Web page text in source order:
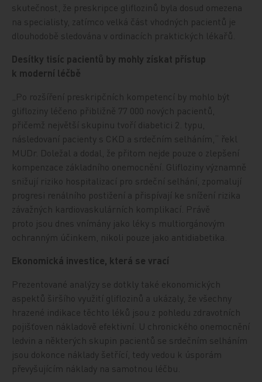
skutečnost, že preskripce gliflozinů byla dosud omezena
na specialisty, zatímco velká část vhodných pacientů je
dlouhodobě sledována v ordinacích praktických lékařů.
Desítky tisíc pacientů by mohly získat přístup
k moderní léčbě
„Po rozšíření preskripčních kompetencí by mohlo být
glifloziny léčeno přibližně 77 000 nových pacientů,
přičemž největší skupinu tvoří diabetici 2. typu,
následovaní pacienty s CKD a srdečním selháním,“ řekl
MUDr. Doležal a dodal, že přitom nejde pouze o zlepšení
kompenzace základního onemocnění. Glifloziny významně
snižují riziko hospitalizací pro srdeční selhání, zpomalují
progresi renálního postižení a přispívají ke snížení rizika
závažných kardiovaskulárních komplikací. Právě
proto jsou dnes vnímány jako léky s multiorgánovým
ochranným účinkem, nikoli pouze jako antidiabetika.
Ekonomická investice, která se vrací
Prezentované analýzy se dotkly také ekonomických
aspektů širšího využití gliflozinů a ukázaly, že všechny
hrazené indikace těchto léků jsou z pohledu zdravotních
pojišťoven nákladově efektivní. U chronického onemocnění
ledvin a některých skupin pacientů se srdečním selháním
jsou dokonce náklady šetřící, tedy vedou k úsporám
převyšujícím náklady na samotnou léčbu.